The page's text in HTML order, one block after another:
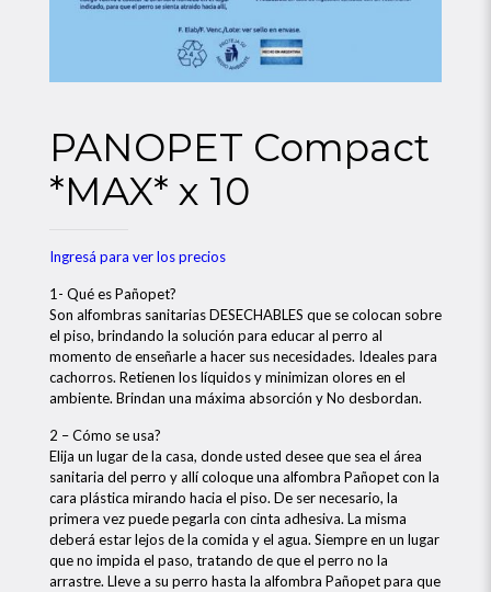
PANOPET Compact
*MAX* x 10
Ingresá para ver los precios
1- Qué es Pañopet?
Son alfombras sanitarias DESECHABLES que se colocan sobre
el piso, brindando la solución para educar al perro al
momento de enseñarle a hacer sus necesidades. Ideales para
cachorros. Retienen los líquidos y minimizan olores en el
ambiente. Brindan una máxima absorción y No desbordan.
2 – Cómo se usa?
Elija un lugar de la casa, donde usted desee que sea el área
sanitaria del perro y allí coloque una alfombra Pañopet con la
cara plástica mirando hacia el piso. De ser necesario, la
primera vez puede pegarla con cinta adhesiva. La misma
deberá estar lejos de la comida y el agua. Siempre en un lugar
que no impida el paso, tratando de que el perro no la
arrastre. Lleve a su perro hasta la alfombra Pañopet para que